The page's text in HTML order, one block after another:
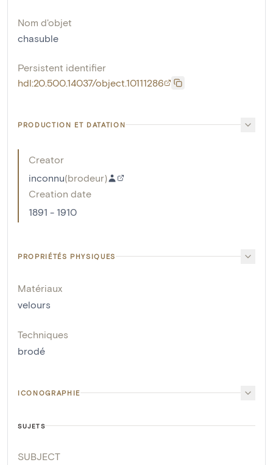
Nom d'objet
chasuble
Persistent identifier
hdl:20.500.14037/object.10111286
PRODUCTION ET DATATION
Creator
inconnu(brodeur)
Creation date
1891 - 1910
PROPRIÉTÉS PHYSIQUES
Matériaux
velours
Techniques
brodé
ICONOGRAPHIE
SUJETS
SUBJECT